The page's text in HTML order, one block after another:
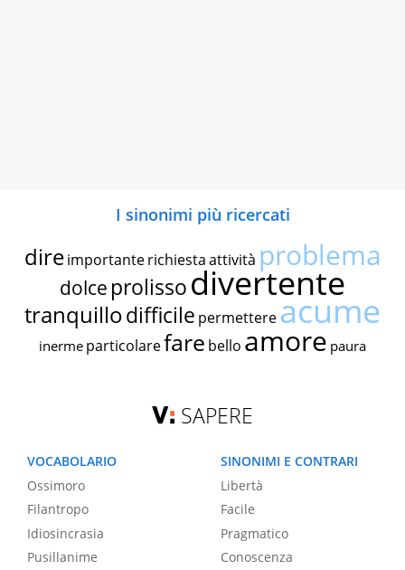
I sinonimi più ricercati
dire importante richiestaattività problema
dolce prolissodivertente
tranquillodifficile permettereacume
inerme particolarefare bello amore paura
SAPERE
VOCABOLARIO
Ossimoro
Filantropo
Idiosincrasia
Pusillanime
SINONIMI E CONTRARI
Libertà
Facile
Pragmatico
Conoscenza